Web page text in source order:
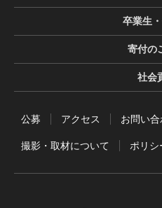
卒業生
寄付の
社会
公募 アクセス お問い
撮影・取材について ポリシ